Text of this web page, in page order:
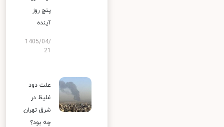
پنج روز
آینده
1405/04/
علت دود
غلیظ در
شرق تهران
چه بود؟